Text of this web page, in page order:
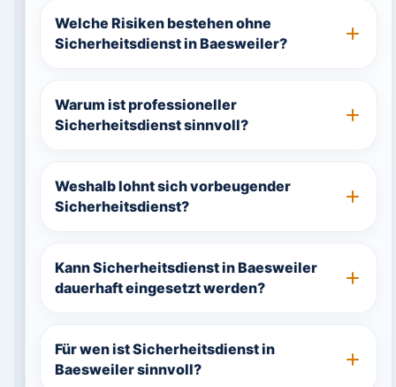
Welche Risiken bestehen ohne
Sicherheitsdienst in Baesweiler?
Warum ist professioneller
Sicherheitsdienst sinnvoll?
Weshalb lohnt sich vorbeugender
Sicherheitsdienst?
Kann Sicherheitsdienst in Baesweiler
dauerhaft eingesetzt werden?
Für wen ist Sicherheitsdienst in
Baesweiler sinnvoll?